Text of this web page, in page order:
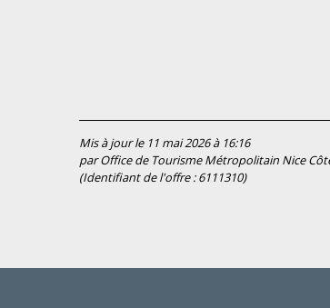
Mis à jour le 11 mai 2026 à 16:16
par Office de Tourisme Métropolitain Nice
(Identifiant de l'offre :6111310)